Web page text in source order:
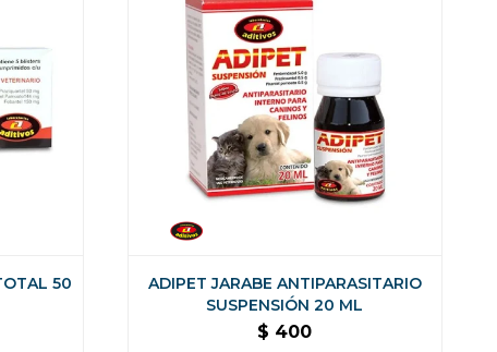
50
ADIPET JARABE ANTIPARASITARIO
SUSPENSIÓN 20 ML
$ 400